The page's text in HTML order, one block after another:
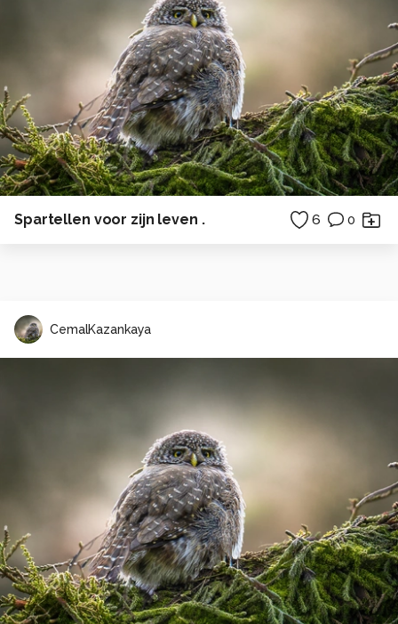
Spartellen voor zijn leven . 6 0
CemalKazankaya